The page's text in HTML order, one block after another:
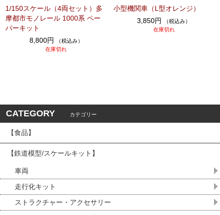
1/150スケール（4両セット）多
摩都市モノレール 1000系 ペー
パーキット
8,800円
（税込み）
在庫切れ
小型機関車（L型オレンジ）
3,850円
（税込み）
在庫切れ
CATEGORY カテゴリー
【食品】
【鉄道模型/スケールキット】
車両
走行化キット
ストラクチャー・アクセサリー